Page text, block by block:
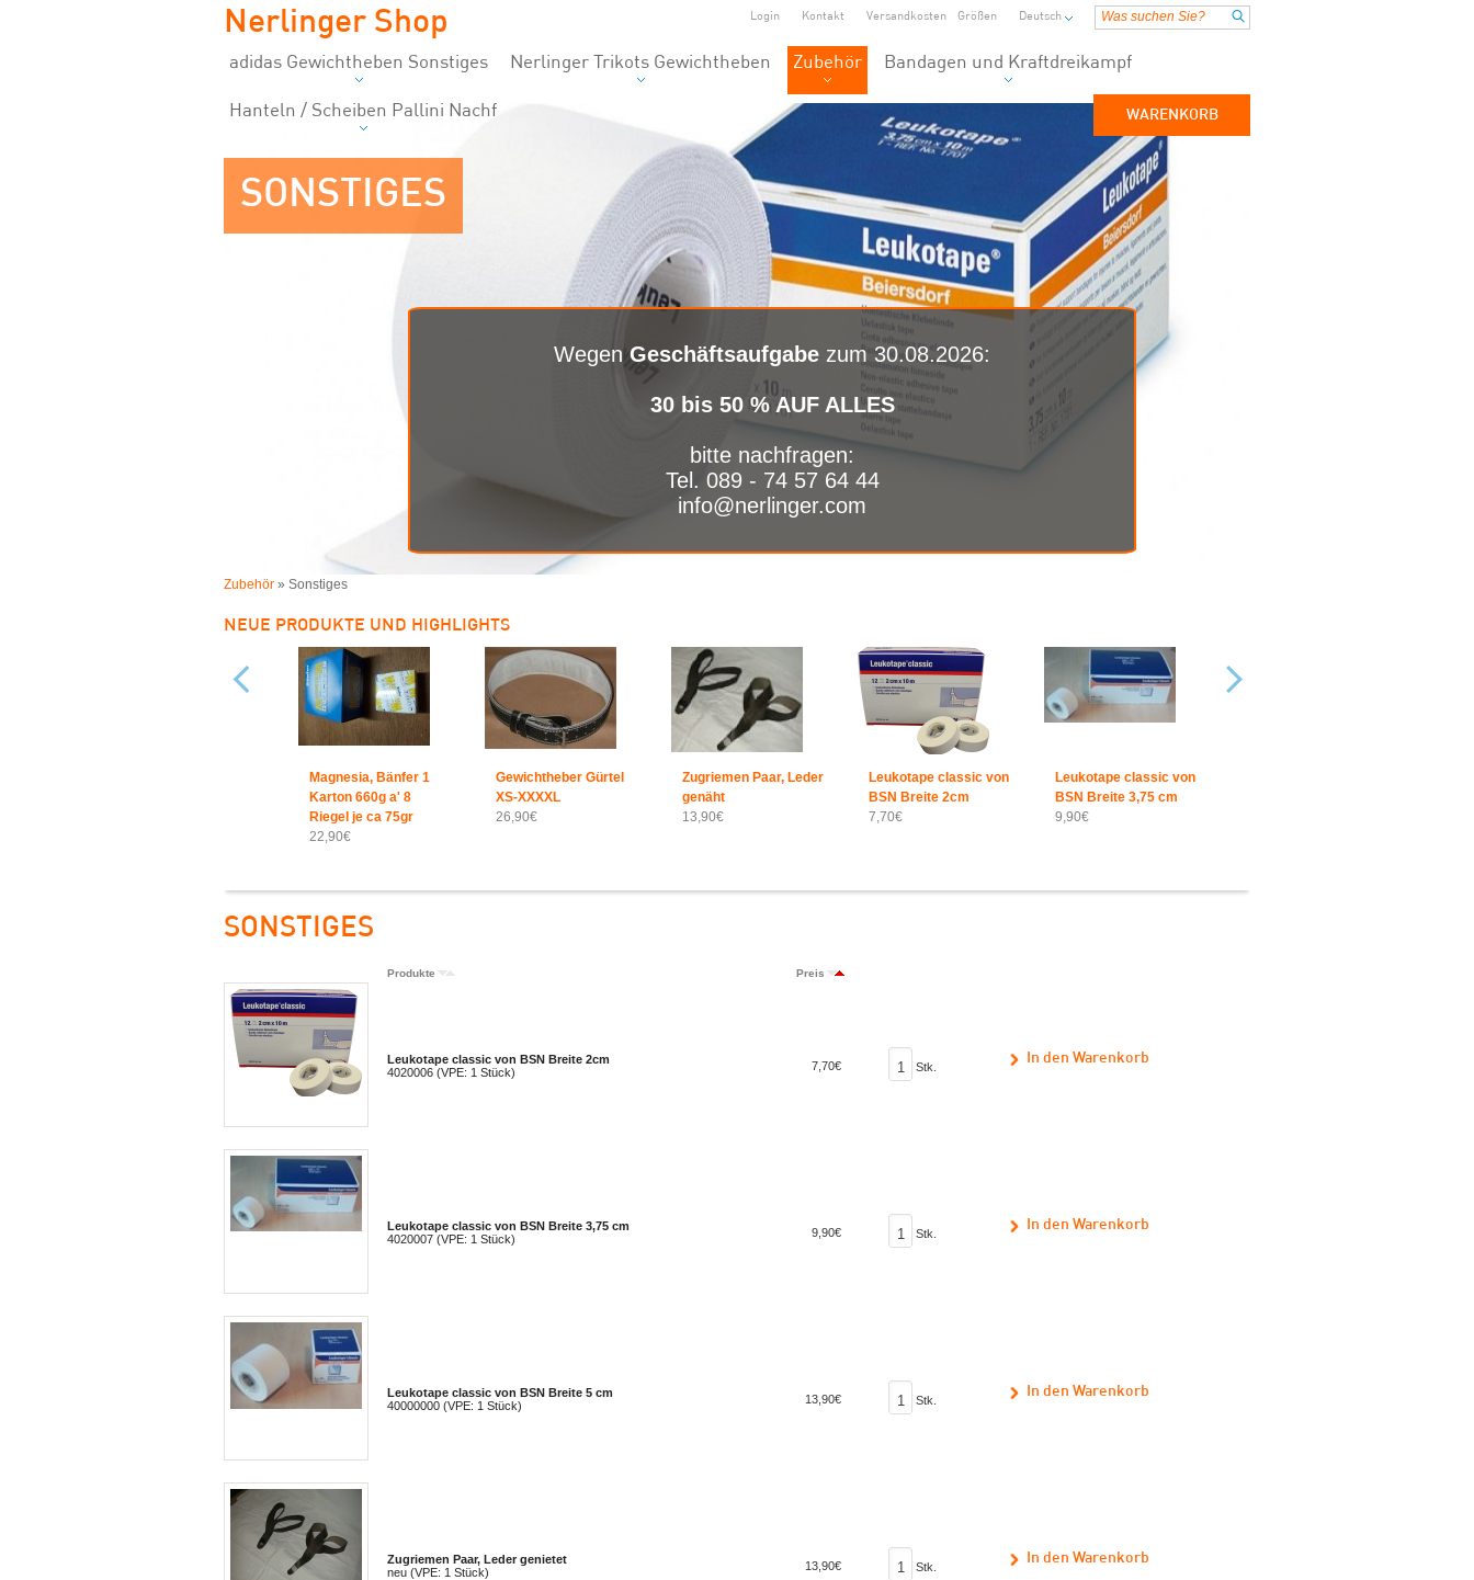
Wegen Geschäftsaufgabe zum 30.08.2026:
30 bis 50 % AUF ALLES
bitte nachfragen:
Tel. 089 - 74 57 64 44
info@nerlinger.com
Nerlinger Shop Login Kontakt Versandkosten Größen Deutsch
adidas Gewichtheben Sonstiges Nerlinger Trikots Gewichtheben Zubehör Bandagen und Kraftdreikampf
Hanteln / Scheiben Pallini Nachf WARENKORB
SONSTIGES
Zubehör » Sonstiges
NEUE PRODUKTE UND HIGHLIGHTS
Magnesia, Bänfer 1
Karton 660g a' 8
Riegel je ca 75gr
22,90€
Gewichtheber Gürtel
XS-XXXXL
26,90€
Zugriemen Paar, Leder
genäht
13,90€
Leukotape classic von
BSN Breite 2cm
7,70€
Leukotape classic von
BSN Breite 3,75 cm
9,90€
SONSTIGES
Produkte Preis
Leukotape classic von BSN Breite 2cm
4020006 (VPE: 1 Stück)
7,70€ Stk.
Leukotape classic von BSN Breite 3,75 cm
4020007 (VPE: 1 Stück)
9,90€ Stk.
Leukotape classic von BSN Breite 5 cm
40000000 (VPE: 1 Stück)
13,90€ Stk.
Zugriemen Paar, Leder genietet
neu (VPE: 1 Stück)
13,90€ Stk.